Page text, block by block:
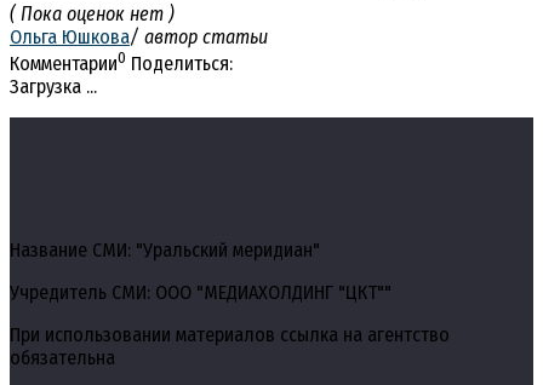
( Пока оценок нет )
Ольга Юшкова/ автор статьи
Комментарии0 Поделиться:
Загрузка ...
Название СМИ: "Уральский меридиан"
Учредитель СМИ: ООО "МЕДИАХОЛДИНГ "ЦКТ""
При использовании материалов ссылка на агентство
обязательна